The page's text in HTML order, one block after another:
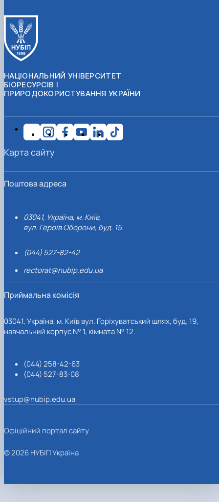
НАЦІОНАЛЬНИЙ УНІВЕРСИТЕТ
БІОРЕСУРСІВ І
ПРИРОДОКОРИСТУВАННЯ УКРАЇНИ
Поштова адреса
03041, Україна, м. Київ,
вул. Героїв Оборони, буд. 15.
(044) 527-82-42
rectorat@nubip.edu.ua
Приймальна комісія
03041, Україна, м. Київ вул. Горіхуватський шлях, буд. 19,
навчальний корпус № 1, кімната № 12.
(044) 258-42-63
(044) 527-83-08
vstup@nubip.edu.ua
Карта сайту
Офіційний портал сайту
© 2026 НУБІП Україна